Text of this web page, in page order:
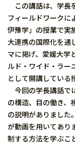
この講話は、学長
フィールドワークに
伊豫学」の授業で実
大連携の国際化を通
マに掲げ、愛媛大学
ルド・ワイド・ラー
として開講している
今回の学長講話で
の構造、目の働き、
の説明がありました
が動画を用いてあり
制する方法を学ぶこ